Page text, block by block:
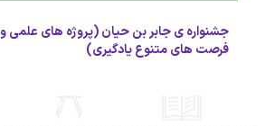
جشنواره ی جابر بن حیان (پروژه های علمی و
فرصت های متنوع یادگیری)